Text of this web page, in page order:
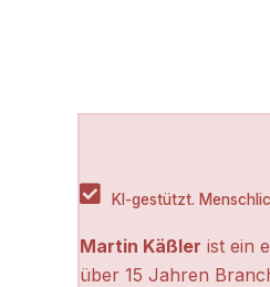
KI-gestützt.
Martin Käßler ist ein
über 15 Jahren